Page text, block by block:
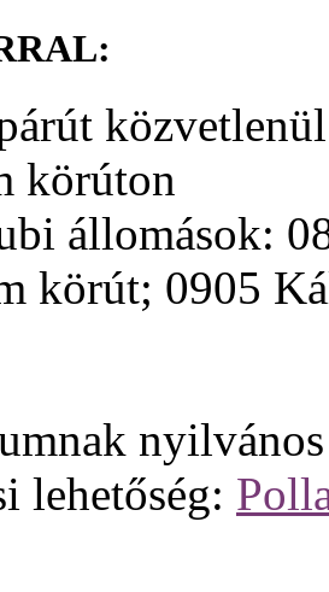
körúton
állomások:
körút; 0905
lehetőség: